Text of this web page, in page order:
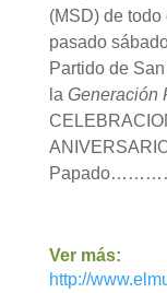
(MSD) de todo
pasado
Partido de
la Generación
Ver más:
http://